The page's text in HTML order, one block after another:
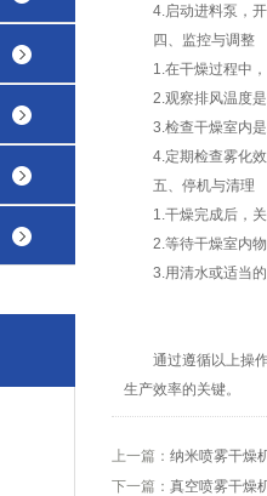
4.启动进料泵，开
四、监控与调整
1.在干燥过程中，
2.观察排风温度是
3.检查干燥室内是
4.定期检查雾化效
五、停机与清理
1.干燥完成后，关
2.等待干燥室内物
3.用清水或适当的
通过遵循以上操作
生产效率的关键。
上一篇： 纳米喷雾干燥
下一篇： 真空喷雾干燥